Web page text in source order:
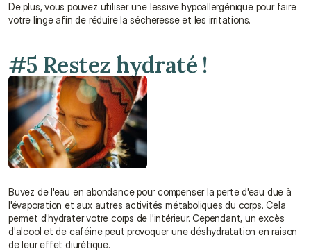
De plus, vous pouvez utiliser une lessive hypoallergénique pour faire
votre linge afin de réduire la sécheresse et les irritations.
#5 Restez hydraté !
Buvez de l'eau en abondance pour compenser la perte d'eau due à
l'évaporation et aux autres activités métaboliques du corps. Cela
permet d'hydrater votre corps de l'intérieur. Cependant, un excès
d'alcool et de caféine peut provoquer une déshydratation en raison
de leur effet diurétique.